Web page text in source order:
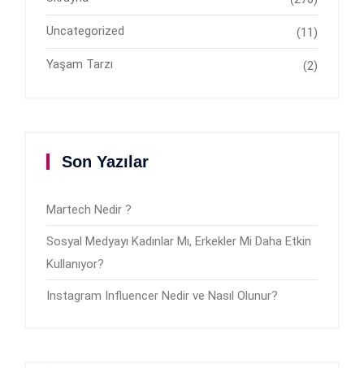
Uncategorized (11)
Yaşam Tarzı (2)
Son Yazılar
Martech Nedir ?
Sosyal Medyayı Kadınlar Mı, Erkekler Mi Daha Etkin
Kullanıyor?
Instagram Influencer Nedir ve Nasıl Olunur?